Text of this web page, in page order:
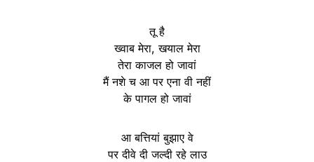
तू है
ख्वाब मेरा, खयाल मेरा
तेरा काजल हो जावां
मैं नशे च आ पर एना वी नहीं
के पागल हो जावां
आ बत्तियां बुझाए वे
पर दीवे दी जल्दी रहे लाउ